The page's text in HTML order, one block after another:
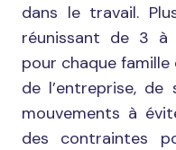
dans le travail.
réunissant de 3 à
pour chaque
de l’entreprise, de
mouvements à
des contraintes